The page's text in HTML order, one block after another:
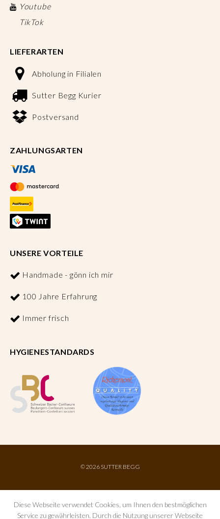
Youtube
TikTok
LIEFERARTEN
Abholung in Filialen
Sutter Begg Kurier
Postversand
ZAHLUNGSARTEN
UNSERE VORTEILE
Handmade - gönn ich mir
100 Jahre Erfahrung
Immer frisch
HYGIENESTANDARDS
©2026 SUTTER BEGG
Diese Webseite verwendet Cookies, um Ihnen den bestmöglichen
Service zu gewährleisten. Durch die Nutzung unserer Webseite